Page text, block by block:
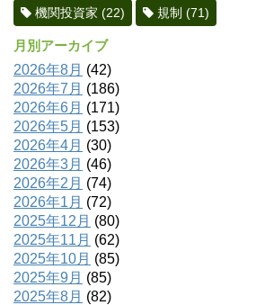
機関投資家 (22) 規制 (71)
月別アーカイブ
2026年8月 (42)
2026年7月 (186)
2026年6月 (171)
2026年5月 (153)
2026年4月 (30)
2026年3月 (46)
2026年2月 (74)
2026年1月 (72)
2025年12月 (80)
2025年11月 (62)
2025年10月 (85)
2025年9月 (85)
2025年8月 (82)